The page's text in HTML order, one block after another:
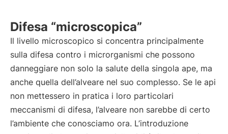
Difesa “microscopica”
Il livello microscopico si concentra principalmente
sulla difesa contro i microrganismi che possono
danneggiare non solo la salute della singola ape, ma
anche quella dell’alveare nel suo complesso. Se le api
non mettessero in pratica i loro particolari
meccanismi di difesa, l’alveare non sarebbe di certo
l’ambiente che conosciamo ora. L’introduzione